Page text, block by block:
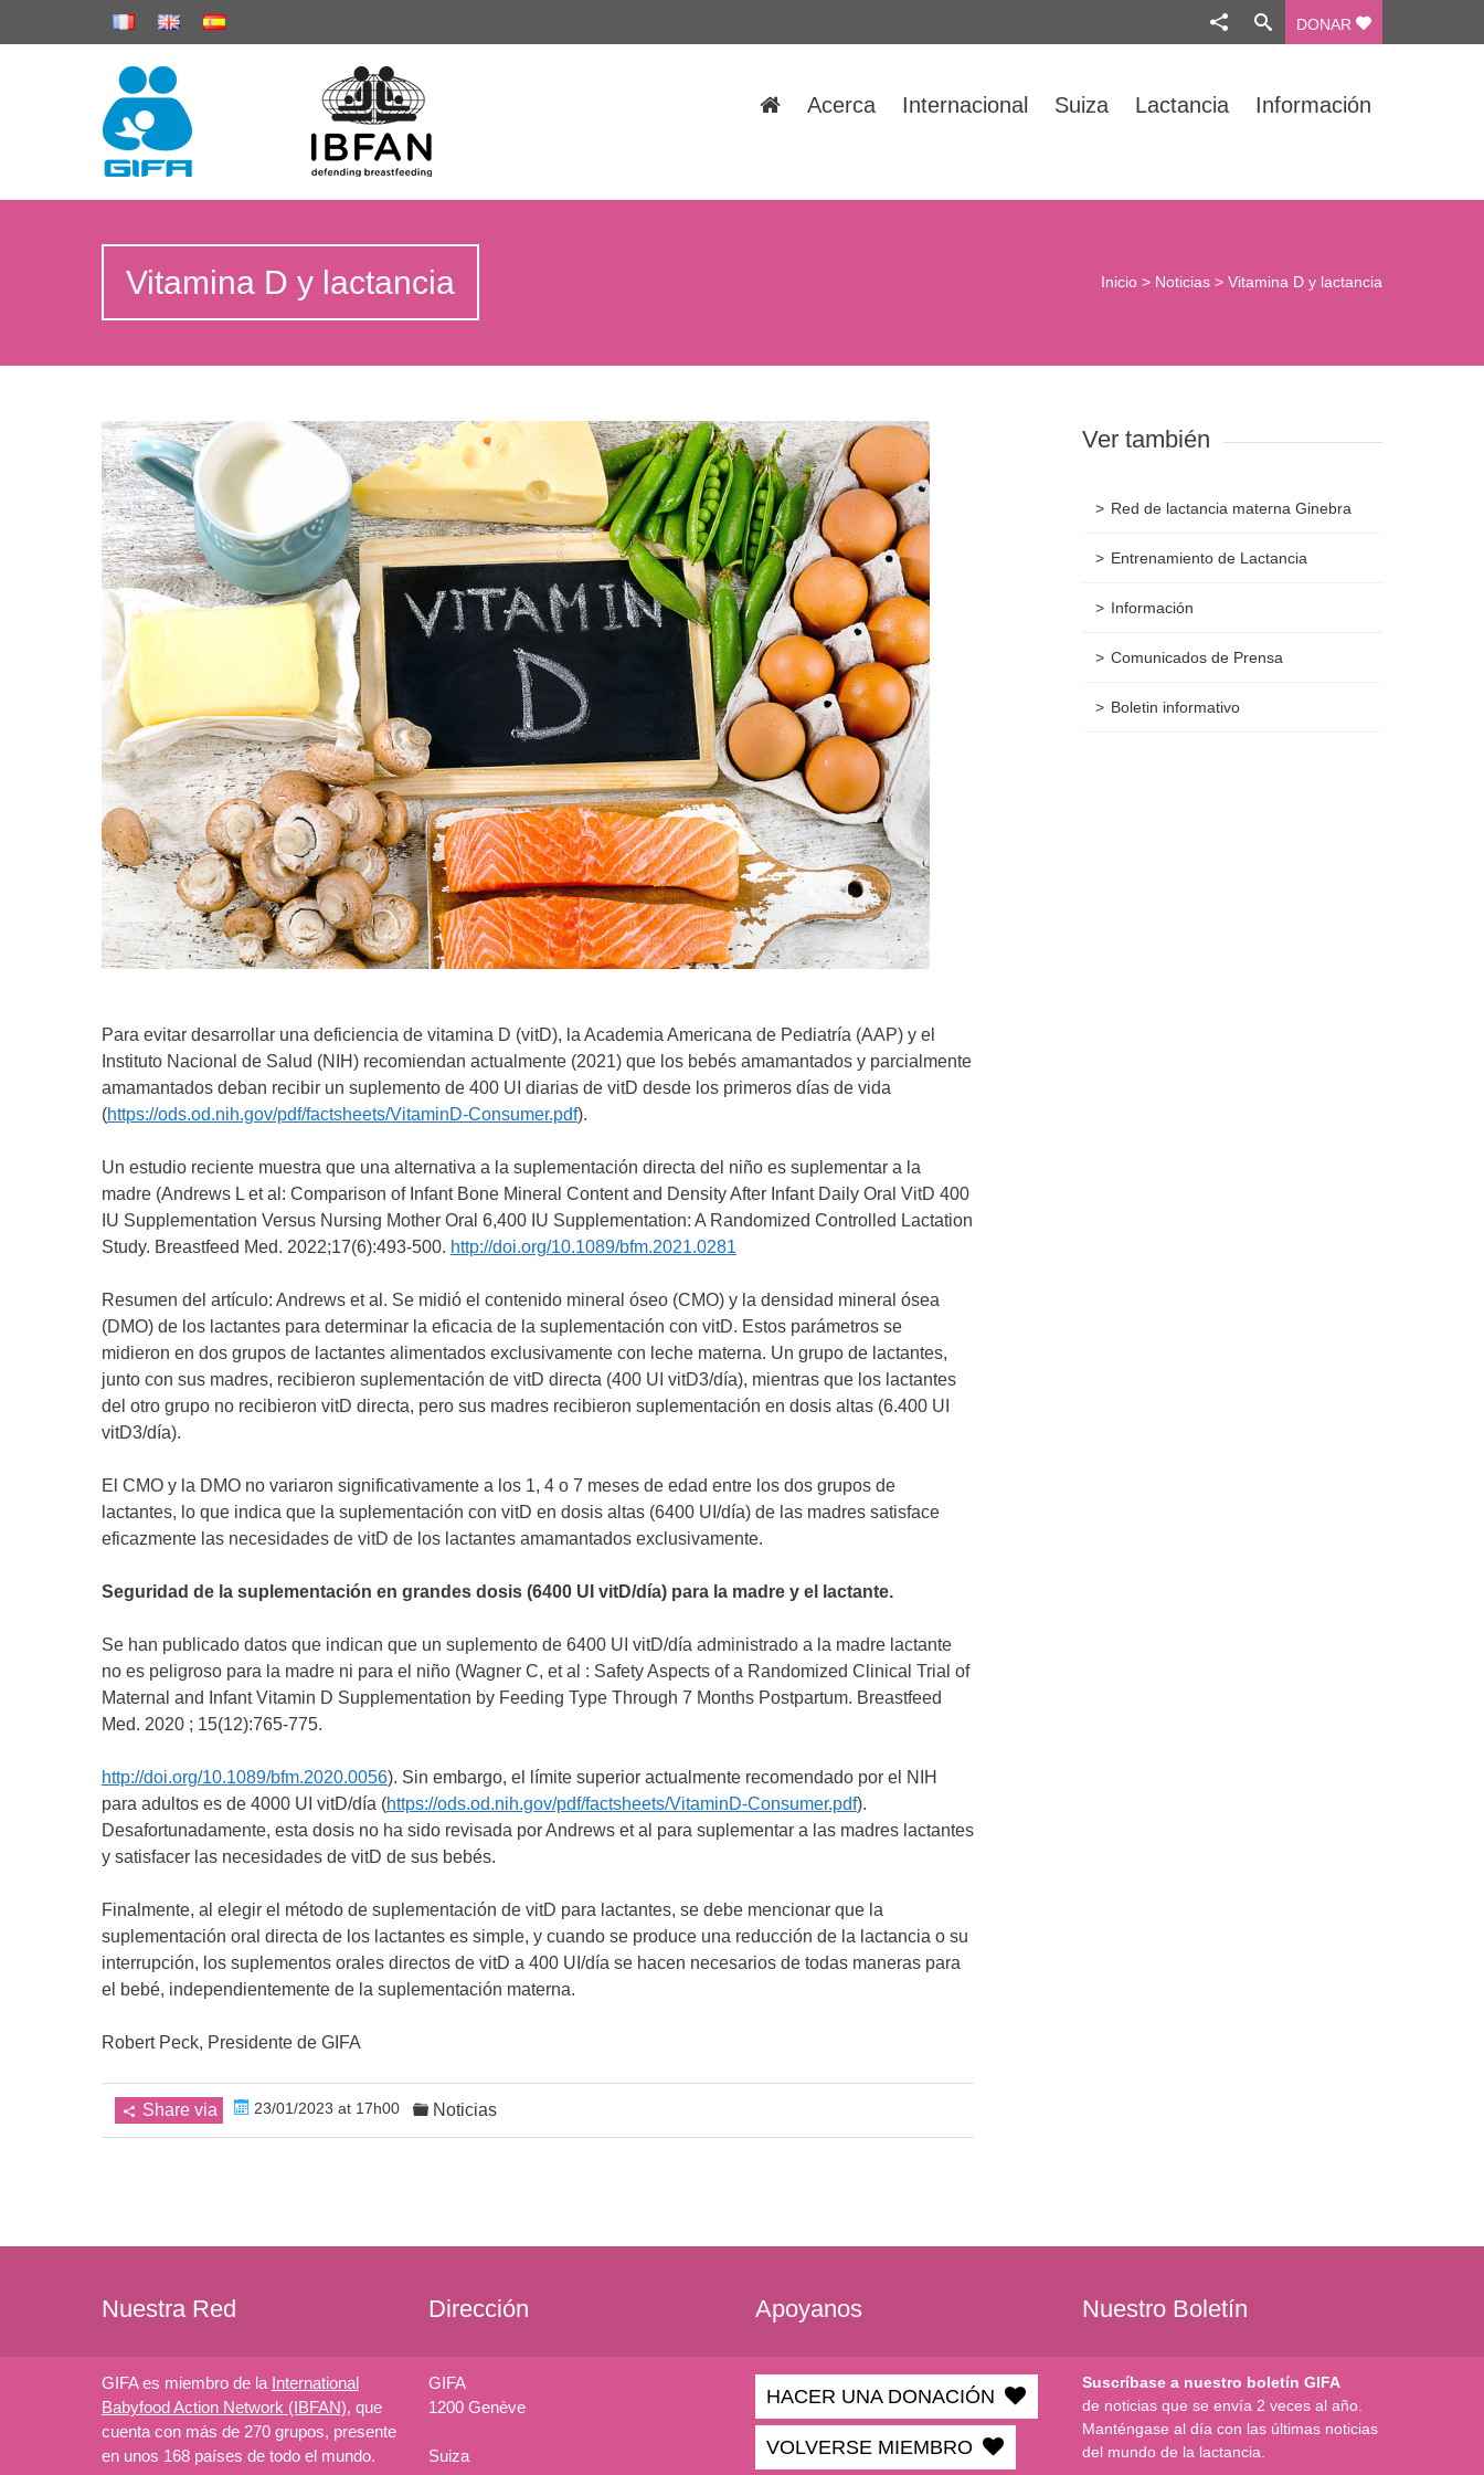
DONAR
Acerca Internacional Suiza Lactancia Información
Vitamina D y lactancia Inicio > Noticias >Vitamina D y lactancia
Para evitar desarrollar una deficiencia de vitamina D (vitD), la Academia Americana de Pediatría (AAP) y el
Instituto Nacional de Salud (NIH) recomiendan actualmente (2021) que los bebés amamantados y parcialmente
amamantados deban recibir un suplemento de 400 UI diarias de vitD desde los primeros días de vida
(https://ods.od.nih.gov/pdf/factsheets/VitaminD-Consumer.pdf).
Un estudio reciente muestra que una alternativa a la suplementación directa del niño es suplementar a la
madre (Andrews L et al: Comparison of Infant Bone Mineral Content and Density After Infant Daily Oral VitD 400
IU Supplementation Versus Nursing Mother Oral 6,400 IU Supplementation: A Randomized Controlled Lactation
Study. Breastfeed Med. 2022;17(6):493-500. http://doi.org/10.1089/bfm.2021.0281
Resumen del artículo: Andrews et al. Se midió el contenido mineral óseo (CMO) y la densidad mineral ósea
(DMO) de los lactantes para determinar la eficacia de la suplementación con vitD. Estos parámetros se
midieron en dos grupos de lactantes alimentados exclusivamente con leche materna. Un grupo de lactantes,
junto con sus madres, recibieron suplementación de vitD directa (400 UI vitD3/día), mientras que los lactantes
del otro grupo no recibieron vitD directa, pero sus madres recibieron suplementación en dosis altas (6.400 UI
vitD3/día).
El CMO y la DMO no variaron significativamente a los 1, 4 o 7 meses de edad entre los dos grupos de
lactantes, lo que indica que la suplementación con vitD en dosis altas (6400 UI/día) de las madres satisface
eficazmente las necesidades de vitD de los lactantes amamantados exclusivamente.
Seguridad de la suplementación en grandes dosis (6400 UI vitD/día) para la madre y el lactante.
Se han publicado datos que indican que un suplemento de 6400 UI vitD/día administrado a la madre lactante
no es peligroso para la madre ni para el niño (Wagner C, et al : Safety Aspects of a Randomized Clinical Trial of
Maternal and Infant Vitamin D Supplementation by Feeding Type Through 7 Months Postpartum. Breastfeed
Med. 2020 ; 15(12):765-775.
http://doi.org/10.1089/bfm.2020.0056). Sin embargo, el límite superior actualmente recomendado por el NIH
para adultos es de 4000 UI vitD/día (https://ods.od.nih.gov/pdf/factsheets/VitaminD-Consumer.pdf).
Desafortunadamente, esta dosis no ha sido revisada por Andrews et al para suplementar a las madres lactantes
y satisfacer las necesidades de vitD de sus bebés.
Finalmente, al elegir el método de suplementación de vitD para lactantes, se debe mencionar que la
suplementación oral directa de los lactantes es simple, y cuando se produce una reducción de la lactancia o su
interrupción, los suplementos orales directos de vitD a 400 UI/día se hacen necesarios de todas maneras para
el bebé, independientemente de la suplementación materna.
Robert Peck, Presidente de GIFA
Share via 23/01/2023 at 17h00 Noticias
Ver también
Red de lactancia materna Ginebra
Entrenamiento de Lactancia
Información
Comunicados de Prensa
Boletin informativo
Nuestra Red
GIFA es miembro de la International
Babyfood Action Network (IBFAN), que
cuenta con más de 270 grupos, presente
en unos 168 países de todo el mundo.
Dirección
GIFA
1200 Genève
Suiza
Apoyanos
HACER UNA DONACIÓN
VOLVERSE MIEMBRO
Nuestro Boletín
Suscríbase a nuestro boletín GIFA
de noticias que se envía 2 veces al año.
Manténgase al día con las últimas noticias
del mundo de la lactancia.